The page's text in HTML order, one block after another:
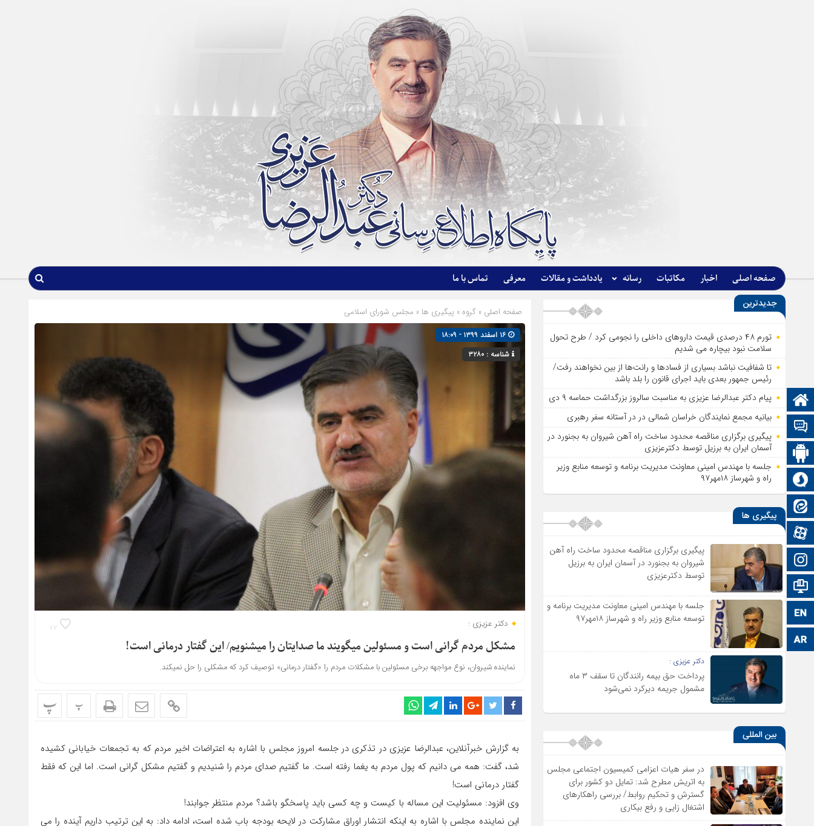
صفحه اصلی اخبار مکاتبات رسانه یادداشت و مقالات معرفی تماس با ما
صفحه نخست
اپلیکیشن سایت
سروش
ایتا
آپارات
اینستاگرام
اطلاعات سایت
زبان انگلیسی
زبان عربی
صفحه اصلی » گروه » پیگیری ها » مجلس شورای اسلامی
شناسه : ۳۲۸۰
۷۲ دکتر عزیزی :
مشکل مردم گرانی است و مسئولین می‎گویند ما صدایتان را می‎شنویم/ این گفتار درمانی است!
نماینده شیروان، نوع مواجهه برخی مسئولین با مشکلات مردم را «گفتار درمانی» توصیف کرد که مشکلی را حل نمی‎کند.
پ پ
به گزارش خبرآنلاین، عبدالرضا عزیزی در تذکری در جلسه امروز مجلس با اشاره به اعتراضات اخیر مردم که به تجمعات خیابانی کشیده
شد، گفت: همه می دانیم که پول مردم به یغما رفته است. ما گفتیم صدای مردم را شنیدیم و گفتیم مشکل گرانی است. اما این که فقط
گفتار درمانی است!
وی افزود: مسئولیت این مساله با کیست و چه کسی باید پاسخگو باشد؟ مردم منتظر جوابند!
این نماینده مجلس با اشاره به اینکه انتشار اوراق مشارکت در لایحه بودجه باب شده است، ادامه داد: به این ترتیب داریم آینده را می
جدیدترین
تورم ۴۸ درصدی قیمت داروهای داخلی را نجومی کرد / طرح تحول
سلامت نبود بیچاره می شدیم
تا شفافیت نباشد بسیاری از فساد‌ها و رانت‌ها از بین نخواهند رفت/
رئیس جمهور بعدی باید اجرای قانون را بلد باشد
پیام دکتر عبدالرضا عزیزی به مناسبت سالروز بزرگداشت حماسه ۹ دی
بیانیه مجمع نمایندگان خراسان شمالی در در آستانه سفر رهبری
پیگیری برگزاری مناقصه محدود ساخت راه آهن شیروان به بجنورد در
آسمان ایران به برزیل توسط دکترعزیزی
جلسه با مهندس امینی معاونت مدیریت برنامه و توسعه منابع وزیر
راه و شهرساز ۱۸مهر۹۷
پیگیری ها
پیگیری برگزاری مناقصه محدود ساخت راه آهن
شیروان به بجنورد در آسمان ایران به برزیل
توسط دکترعزیزی
جلسه با مهندس امینی معاونت مدیریت برنامه و
توسعه منابع وزیر راه و شهرساز ۱۸مهر۹۷
دکتر عزیزی :
پرداخت حق بیمه رانندگان تا سقف ۳ ماه
مشمول جریمه دیرکرد نمی‌شود
بین المللی
در سفر هیات اعزامی کمیسیون اجتماعی مجلس
به اتریش مطرح شد: تمایل دو کشور برای
گسترش و تحکیم روابط/ بررسی راهکارهای
اشتغال زایی و رفع بیکاری